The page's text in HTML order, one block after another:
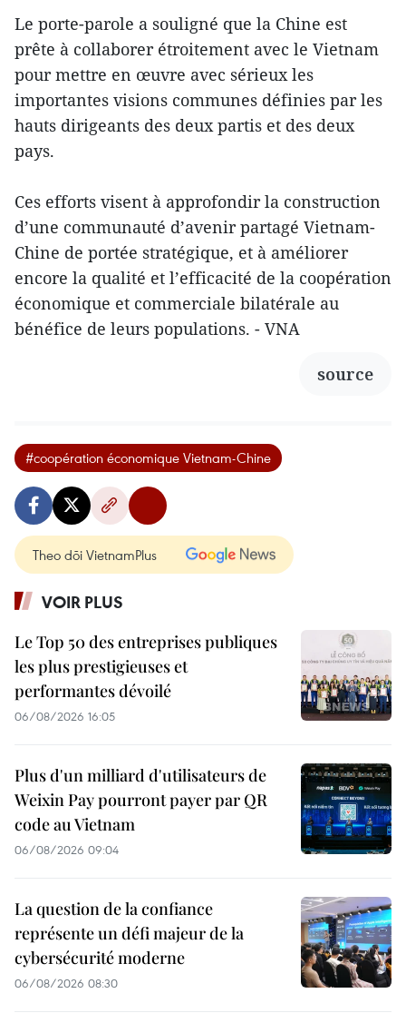
Le porte-parole a souligné que la Chine est
prête à collaborer étroitement avec le Vietnam
pour mettre en œuvre avec sérieux les
importantes visions communes définies par les
hauts dirigeants des deux partis et des deux
pays.
Ces efforts visent à approfondir la construction
d’une communauté d’avenir partagé Vietnam-
Chine de portée stratégique, et à améliorer
encore la qualité et l’efficacité de la coopération
économique et commerciale bilatérale au
bénéfice de leurs populations. - VNA
source
#coopération économique Vietnam-Chine
Theo dõi VietnamPlus
VOIR PLUS
Le Top 50 des entreprises publiques
les plus prestigieuses et
performantes dévoilé
06/08/2026 16:05
Plus d'un milliard d'utilisateurs de
Weixin Pay pourront payer par QR
code au Vietnam
06/08/2026 09:04
La question de la confiance
représente un défi majeur de la
cybersécurité moderne
06/08/2026 08:30